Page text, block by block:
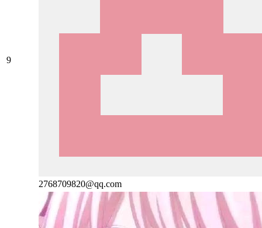
9
2768709820@qq.com